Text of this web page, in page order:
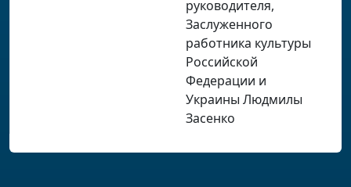
руководителя,
Заслуженного
работника культуры
Российской
Федерации и
Украины Людмилы
Засенко